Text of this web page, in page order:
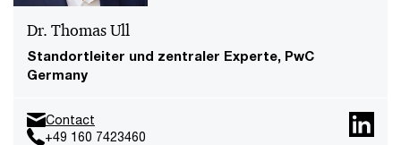
Dr. Thomas Ull
Standortleiter und zentraler Experte, PwC
Germany
Contact
+49 160 7423460